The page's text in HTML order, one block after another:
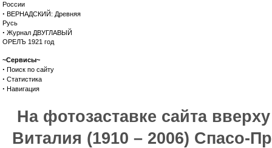
России
· ВЕРНАДСКИЙ: Древняя
Русь
· Журнал ДВУГЛАВЫЙ
ОРЕЛЪ 1921 год
~Сервисы~
· Поиск по сайту
· Статистика
· Навигация
На фотозаставке сайта
Виталия (1910 – 2006) Спасо-